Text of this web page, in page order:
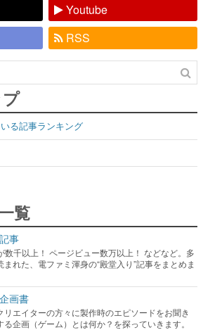
Youtube
RSS
る記事ランキング
覧
事
数千以上！ ページビュー数万以上！ などなど。多
まれた、電ファミ渾身の“殿堂入り”記事をまとめま
画書
リエイターの方々に製作時のエピソードをお聞き
る企画（ゲーム）とは何か？を探っていきます。